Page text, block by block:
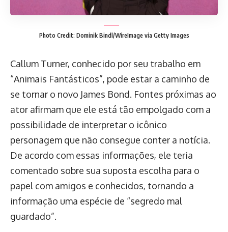
Photo Credit: Dominik Bindl/WireImage via Getty Images
Callum Turner, conhecido por seu trabalho em
“Animais Fantásticos”, pode estar a caminho de
se tornar o novo James Bond. Fontes próximas ao
ator afirmam que ele está tão empolgado com a
possibilidade de interpretar o icônico
personagem que não consegue conter a notícia.
De acordo com essas informações, ele teria
comentado sobre sua suposta escolha para o
papel com amigos e conhecidos, tornando a
informação uma espécie de “segredo mal
guardado”.